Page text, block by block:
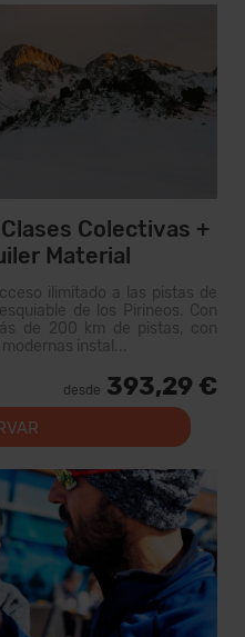
Colectivas +
Material
ilimitado a las pistas de
de los Pirineos. Con
de 200 km de pistas, con
instal...
desde 393,29 €